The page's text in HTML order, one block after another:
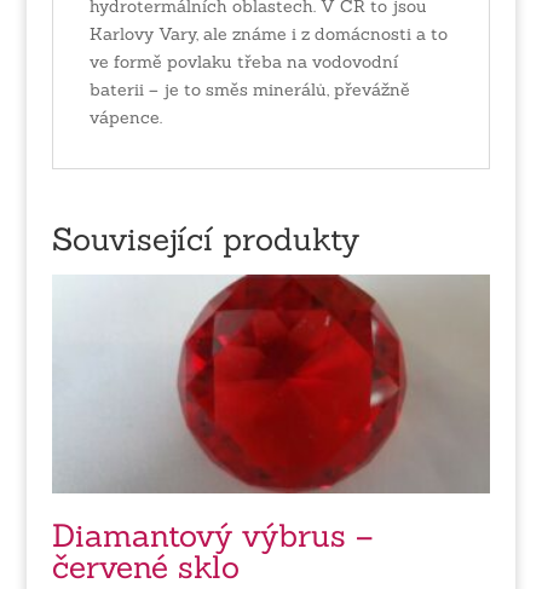
hydrotermálních oblastech. V ČR to jsou
Karlovy Vary, ale známe i z domácnosti a to
ve formě povlaku třeba na vodovodní
baterii – je to směs minerálů, převážně
vápence.
Související produkty
Diamantový výbrus –
červené sklo